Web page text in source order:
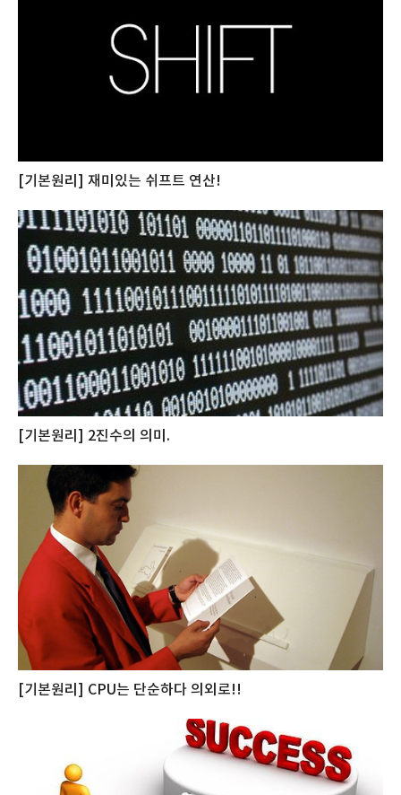
[기본원리] 재미있는 쉬프트 연산!
[기본원리] 2진수의 의미.
[기본원리] CPU는 단순하다 의외로!!